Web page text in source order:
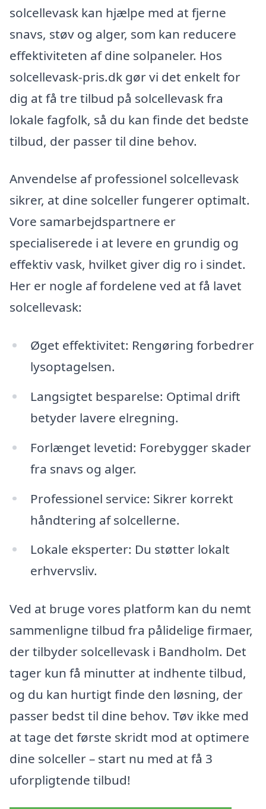
solcellevask kan hjælpe med at fjerne
snavs, støv og alger, som kan reducere
effektiviteten af dine solpaneler. Hos
solcellevask-pris.dk gør vi det enkelt for
dig at få tre tilbud på solcellevask fra
lokale fagfolk, så du kan finde det bedste
tilbud, der passer til dine behov.
Anvendelse af professionel solcellevask
sikrer, at dine solceller fungerer optimalt.
Vore samarbejdspartnere er
specialiserede i at levere en grundig og
effektiv vask, hvilket giver dig ro i sindet.
Her er nogle af fordelene ved at få lavet
solcellevask:
Øget effektivitet: Rengøring forbedrer
lysoptagelsen.
Langsigtet besparelse: Optimal drift
betyder lavere elregning.
Forlænget levetid: Forebygger skader
fra snavs og alger.
Professionel service: Sikrer korrekt
håndtering af solcellerne.
Lokale eksperter: Du støtter lokalt
erhvervsliv.
Ved at bruge vores platform kan du nemt
sammenligne tilbud fra pålidelige firmaer,
der tilbyder solcellevask i Bandholm. Det
tager kun få minutter at indhente tilbud,
og du kan hurtigt finde den løsning, der
passer bedst til dine behov. Tøv ikke med
at tage det første skridt mod at optimere
dine solceller – start nu med at få 3
uforpligtende tilbud!